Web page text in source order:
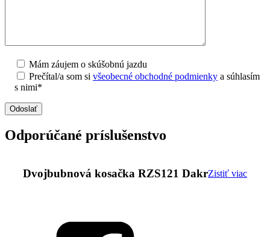
Mám záujem o skúšobnú jazdu
Prečítal/a som si všeobecné obchodné podmienky a súhlasím
s nimi*
Odporúčané príslušenstvo
Dvojbubnová kosačka RZS121 DakrZistiť viac